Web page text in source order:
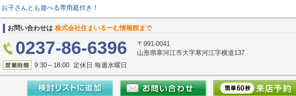
お子さんとも遊べる専用庭付き！
お問い合わせは 株式会社住まいるーむ情報館まで
0237-86-6396
〒991-0041
山形県寒河江市大字寒河江字横道137
9:30～18:00 定休日:毎週水曜日